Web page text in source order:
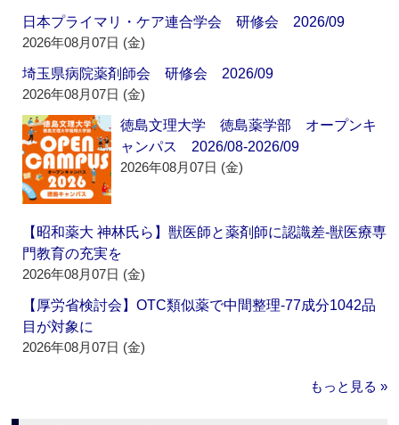
日本プライマリ・ケア連合学会 研修会 2026/09
2026年08月07日 (金)
埼玉県病院薬剤師会 研修会 2026/09
2026年08月07日 (金)
徳島文理大学 徳島薬学部 オープンキ
ャンパス 2026/08-2026/09
2026年08月07日 (金)
【昭和薬大 神林氏ら】獣医師と薬剤師に認識差‐獣医療専
門教育の充実を
2026年08月07日 (金)
【厚労省検討会】OTC類似薬で中間整理‐77成分1042品
目が対象に
2026年08月07日 (金)
もっと見る »